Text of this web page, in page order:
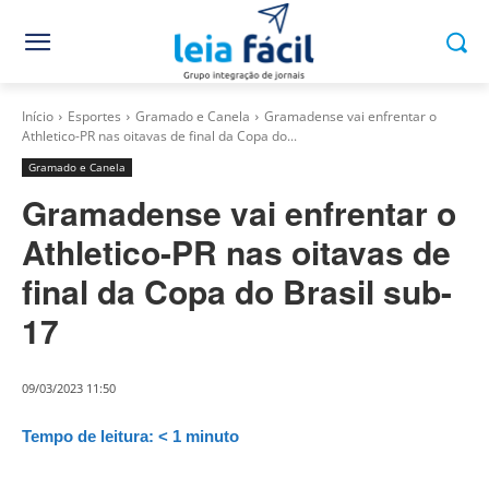
Início Esportes Gramado e Canela
Gramadense vai enfrentar o
Athletico-PR nas oitavas de final da Copa do...
Gramado e Canela
Gramadense vai enfrentar o
Athletico-PR nas oitavas de
final da Copa do Brasil sub-
17
09/03/2023 11:50
Tempo de leitura: < 1 minuto